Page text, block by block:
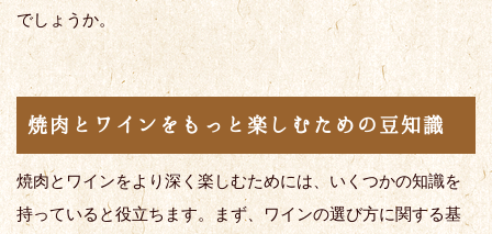
でしょうか。
焼肉とワインをもっと楽しむための豆知識
焼肉とワインをより深く楽しむためには、いくつかの知識を
持っていると役立ちます。まず、ワインの選び方に関する基